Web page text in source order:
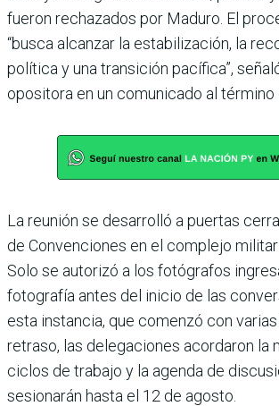
fueron rechazados por Maduro. El
“busca alcanzar la estabilización, la
política y una transición pacífica”,
opositora en un comunicado al término
La reunión se desarrolló a puertas
de Convenciones en el complejo militar
Solo se autorizó a los fotógrafos
fotografía antes del inicio de las
esta instancia, que comenzó con
retraso, las delegaciones acordaron la
ciclos de trabajo y la agenda de
sesionarán hasta el 12 de agosto.